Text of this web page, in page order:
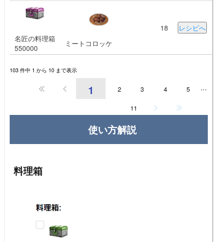
名匠の料理箱
550000
ミートコロッケ
18 レシピへ
103 件中 1 から 10 まで表示
1 2 3 4 5 …
11
使い方解説
料理箱